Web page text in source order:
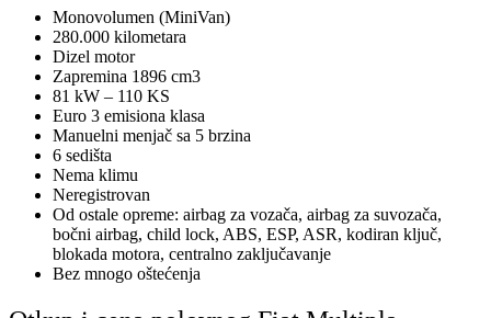
Monovolumen (MiniVan)
280.000 kilometara
Dizel motor
Zapremina 1896 cm3
81 kW – 110 KS
Euro 3 emisiona klasa
Manuelni menjač sa 5 brzina
6 sedišta
Nema klimu
Neregistrovan
Od ostale opreme: airbag za vozača, airbag za suvozača,
bočni airbag, child lock, ABS, ESP, ASR, kodiran ključ,
blokada motora, centralno zaključavanje
Bez mnogo oštećenja